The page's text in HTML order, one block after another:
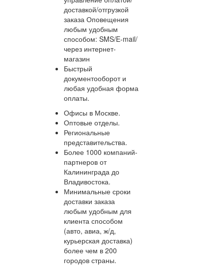
доставкой/отгрузкой
заказа Оповещения
любым удобным
способом: SMS/E-mail/
через интернет-
магазин
Быстрый
документооборот и
любая удобная форма
оплаты.
Офисы в Москве.
Оптовые отделы.
Региональные
представительства.
Более 1000 компаний-
партнеров от
Калининграда до
Владивостока.
Минимальные сроки
доставки заказа
любым удобным для
клиента способом
(авто, авиа, ж/д,
курьерская доставка)
более чем в 200
городов страны.